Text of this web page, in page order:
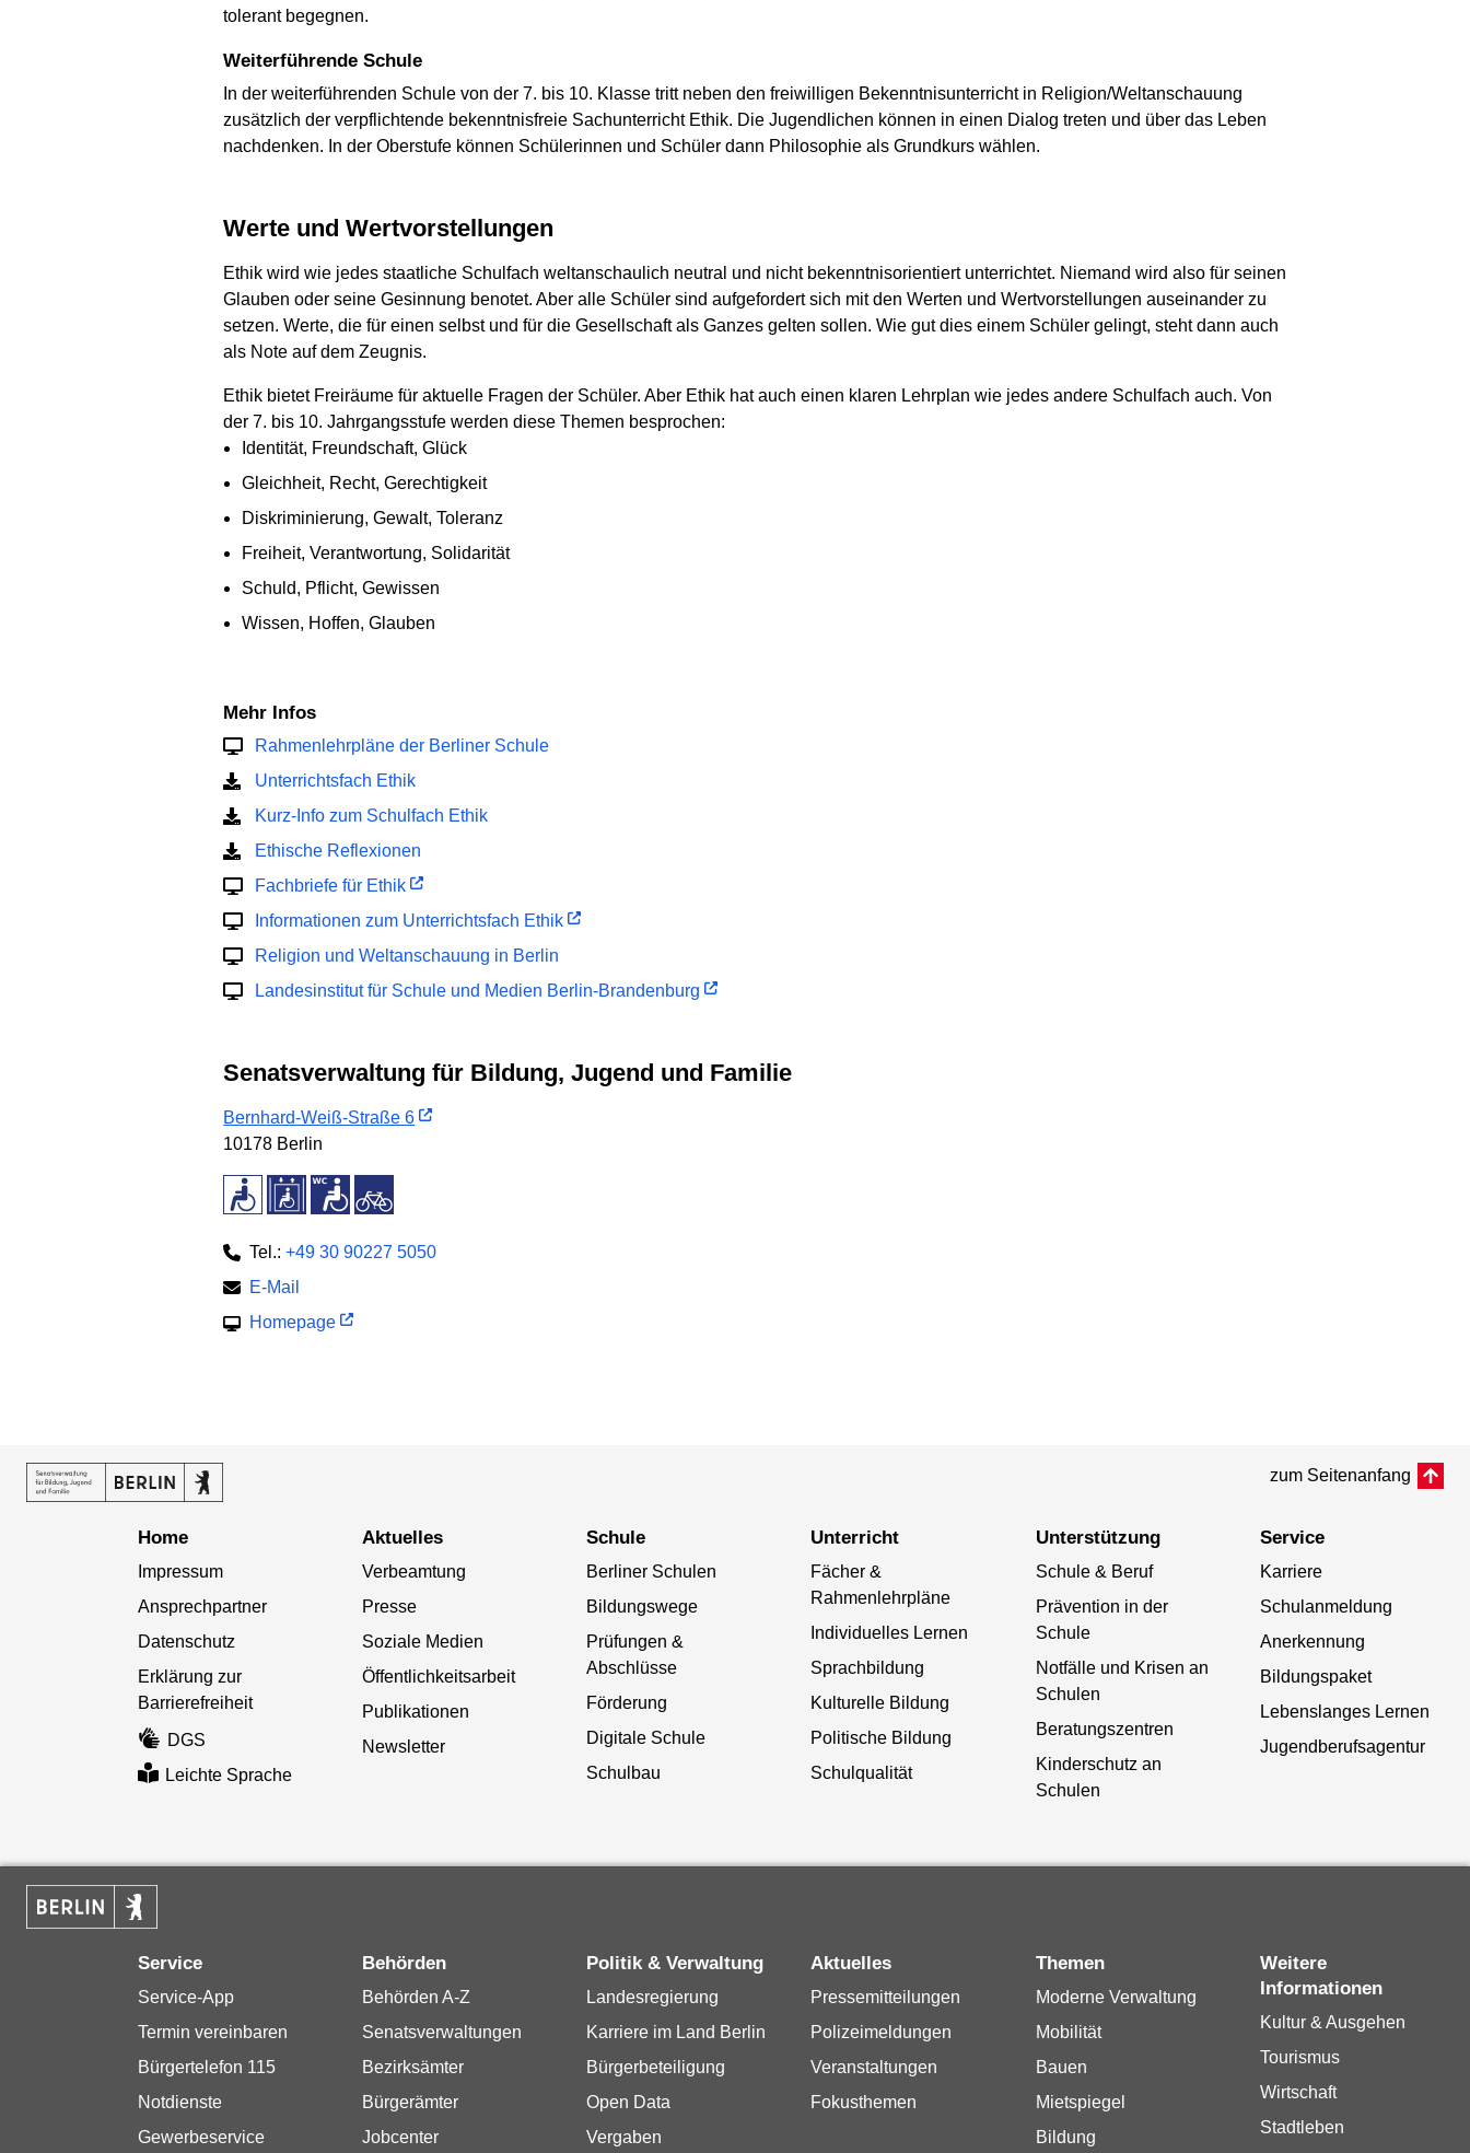
tolerant begegnen.
Weiterführende Schule
In der weiterführenden Schule von der 7. bis 10. Klasse tritt neben den freiwilligen Bekenntnisunterricht in Religion/Weltanschauung
zusätzlich der verpflichtende bekenntnisfreie Sachunterricht Ethik. Die Jugendlichen können in einen Dialog treten und über das Leben
nachdenken. In der Oberstufe können Schülerinnen und Schüler dann Philosophie als Grundkurs wählen.
Werte und Wertvorstellungen
Ethik wird wie jedes staatliche Schulfach weltanschaulich neutral und nicht bekenntnisorientiert unterrichtet. Niemand wird also für seinen
Glauben oder seine Gesinnung benotet. Aber alle Schüler sind aufgefordert sich mit den Werten und Wertvorstellungen auseinander zu
setzen. Werte, die für einen selbst und für die Gesellschaft als Ganzes gelten sollen. Wie gut dies einem Schüler gelingt, steht dann auch
als Note auf dem Zeugnis.
Ethik bietet Freiräume für aktuelle Fragen der Schüler. Aber Ethik hat auch einen klaren Lehrplan wie jedes andere Schulfach auch. Von
der 7. bis 10. Jahrgangsstufe werden diese Themen besprochen:
Identität, Freundschaft, Glück
Gleichheit, Recht, Gerechtigkeit
Diskriminierung, Gewalt, Toleranz
Freiheit, Verantwortung, Solidarität
Schuld, Pflicht, Gewissen
Wissen, Hoffen, Glauben
Mehr Infos
Rahmenlehrpläne der Berliner Schule
Unterrichtsfach Ethik
Kurz-Info zum Schulfach Ethik
Ethische Reflexionen
Fachbriefe für Ethik
Informationen zum Unterrichtsfach Ethik
Religion und Weltanschauung in Berlin
Landesinstitut für Schule und Medien Berlin-Brandenburg
Senatsverwaltung für Bildung, Jugend und Familie
Bernhard-Weiß-Straße 6
10178 Berlin
Tel.:+49 30 90227 5050
E-Mail
Homepage
zum Seitenanfang
Home
Impressum
Ansprechpartner
Datenschutz
Erklärung zur
Barrierefreiheit
DGS
Leichte Sprache
Aktuelles
Verbeamtung
Presse
Soziale Medien
Öffentlichkeitsarbeit
Publikationen
Newsletter
Schule
Berliner Schulen
Bildungswege
Prüfungen &
Abschlüsse
Förderung
Digitale Schule
Schulbau
Unterricht
Fächer &
Rahmenlehrpläne
Individuelles Lernen
Sprachbildung
Kulturelle Bildung
Politische Bildung
Schulqualität
Unterstützung
Schule & Beruf
Prävention in der
Schule
Notfälle und Krisen an
Schulen
Beratungszentren
Kinderschutz an
Schulen
Service
Karriere
Schulanmeldung
Anerkennung
Bildungspaket
Lebenslanges Lernen
Jugendberufsagentur
Service
Service-App
Termin vereinbaren
Bürgertelefon 115
Notdienste
Gewerbeservice
Behörden
Behörden A-Z
Senatsverwaltungen
Bezirksämter
Bürgerämter
Jobcenter
Politik & Verwaltung
Landesregierung
Karriere im Land Berlin
Bürgerbeteiligung
Open Data
Vergaben
Aktuelles
Pressemitteilungen
Polizeimeldungen
Veranstaltungen
Fokusthemen
Themen
Moderne Verwaltung
Mobilität
Bauen
Mietspiegel
Bildung
Weitere
Informationen
Kultur & Ausgehen
Tourismus
Wirtschaft
Stadtleben